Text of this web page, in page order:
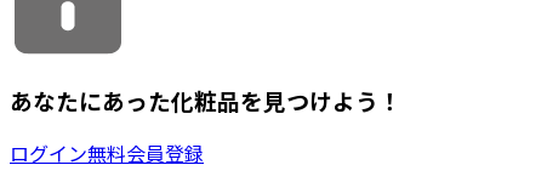
あなたにあった化粧品を見つけよう！
ログイン無料会員登録